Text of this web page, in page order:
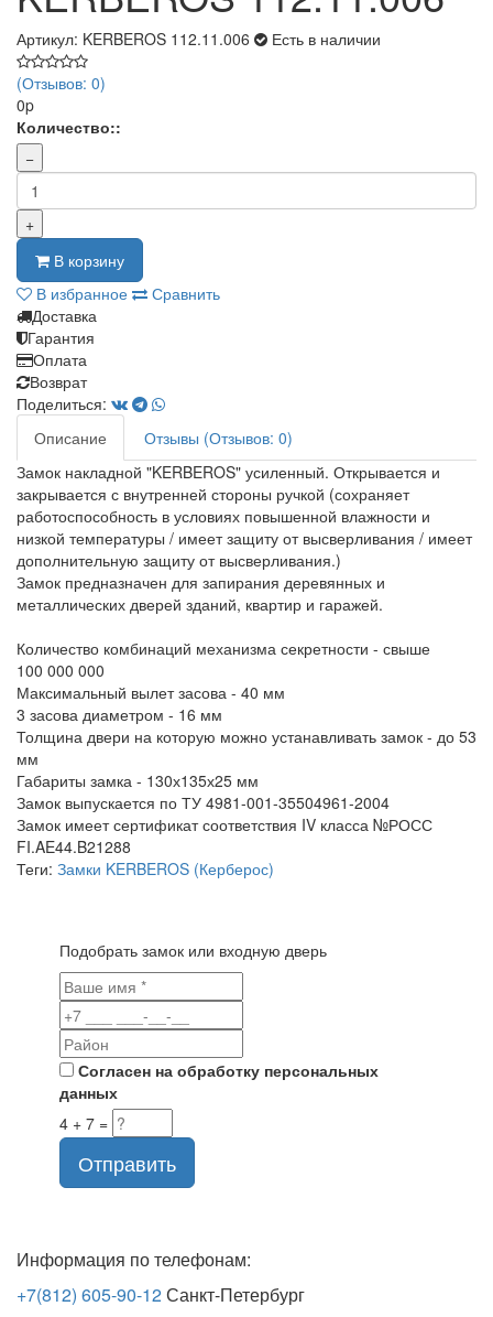
Артикул: KERBEROS 112.11.006
Есть в наличии
(Отзывов: 0)
0p
Количество::
−
+
В корзину
В избранное
Сравнить
Доставка
Гарантия
Оплата
Возврат
Поделиться:
Описание
Отзывы (Отзывов: 0)
Замок накладной "KERBEROS" усиленный. Открывается и
закрывается с внутренней стороны ручкой (сохраняет
работоспособность в условиях повышенной влажности и
низкой температуры / имеет защиту от высверливания / имеет
дополнительную защиту от высверливания.)
Замок предназначен для запирания деревянных и
металлических дверей зданий, квартир и гаражей.
Количество комбинаций механизма секретности - свыше
100 000 000
Максимальный вылет засова - 40 мм
3 засова диаметром - 16 мм
Толщина двери на которую можно устанавливать замок - до 53
мм
Габариты замка - 130х135х25 мм
Замок выпускается по ТУ 4981-001-35504961-2004
Замок имеет сертификат соответствия IV класса №РОСС
FI.AE44.B21288
Теги: Замки KERBEROS (Керберос)
Подобрать замок или входную дверь
Согласен на обработку персональных
данных
4 + 7 =
Отправить
Информация по телефонам:
+7(812) 605-90-12Санкт-Петербург